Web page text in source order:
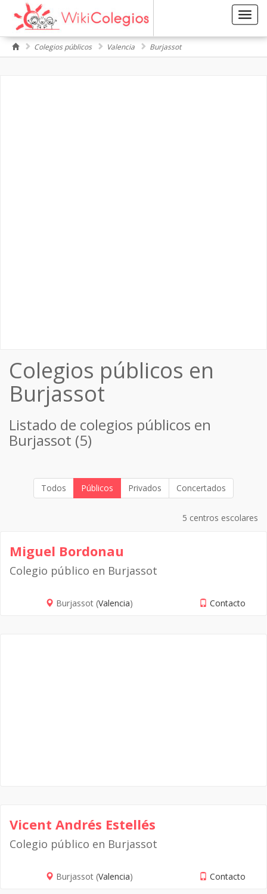
Colegios públicos Valencia Burjassot
Colegios públicos en
Burjassot
Listado de colegios públicos en
Burjassot (5)
Todos Públicos Privados Concertados
5 centros escolares
Miguel Bordonau
Colegio público en Burjassot
Burjassot (Valencia) Contacto
Vicent Andrés Estellés
Colegio público en Burjassot
Burjassot (Valencia) Contacto